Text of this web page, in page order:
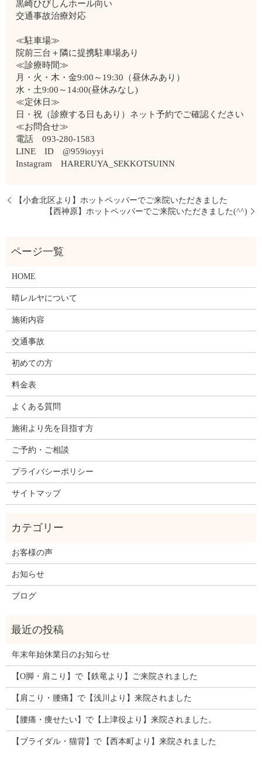
黒崎ひびしんホール向い
交通事故治療対応
≪駐車場≫
院前三台＋隣に提携駐車場あり
≪診療時間≫
月・火・木・金9:00～19:30（昼休みあり）
水・土9:00～14:00(昼休みなし)
≪定休日≫
日・祝（診療する日もあり）ネット予約でご確認ください
≪お問合せ≫
電話 093-280-1583
LINE ID @959ioyyi
Instagram HARERUYA_SEKKOTSUINN
【小倉北区より】ホットペッパーでご来院いただきました
【西神原】ホットペッパーでご来院いただきました(^^)
HOME
晴レルヤについて
施術内容
交通事故
初めての方
料金表
よくある質問
施術より先を目指す方
ご予約・ご相談
プライバシーポリシー
サイトマップ
お客様の声
お知らせ
ブログ
年末年始休業日のお知らせ
【O脚・肩こり】で【鉄竜より】ご来院されました
【肩こり・腰痛】で【浅川より】来院されました
【腰痛・痩せたい】で【上津役より】来院されました。
【ブライダル・猫背】で【西本町より】来院されました